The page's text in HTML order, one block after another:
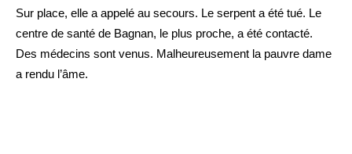
Sur place, elle a appelé au secours. Le serpent a été tué. Le
centre de santé de Bagnan, le plus proche, a été contacté.
Des médecins sont venus. Malheureusement la pauvre dame
a rendu l’âme.